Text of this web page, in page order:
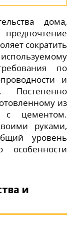
дома,
сократить
по
и
Постепенно
из
с цементом.
руками,
уровень
особенности
и